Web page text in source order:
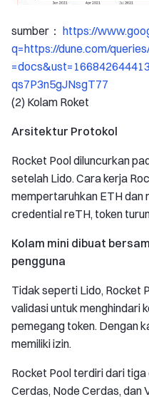
sumber： https://
q=https://dune.com/
qs7P3n5gJNsgT77
(2) Kolam Roket
Arsitektur Protokol
Rocket Pool diluncurkan
setelah Lido. Cara kerja
mempertaruhkan ETH
credential reTH, token
Kolam mini dibuat
pengguna
Tidak seperti Lido, Rocket
validasi untuk menghindari
pemegang token. Dengan
memiliki izin.
Rocket Pool terdiri dari
Cerdas, Node Cerdas, dan